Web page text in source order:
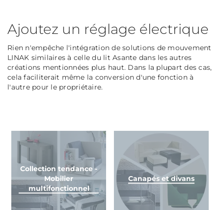
Ajoutez un réglage électrique
Rien n'empêche l'intégration de solutions de mouvement
LINAK similaires à celle du lit Asante dans les autres
créations mentionnées plus haut. Dans la plupart des cas,
cela faciliterait même la conversion d'une fonction à
l'autre pour le propriétaire.
Collection tendance -
Mobilier
multifonctionnel
Canapés et divans